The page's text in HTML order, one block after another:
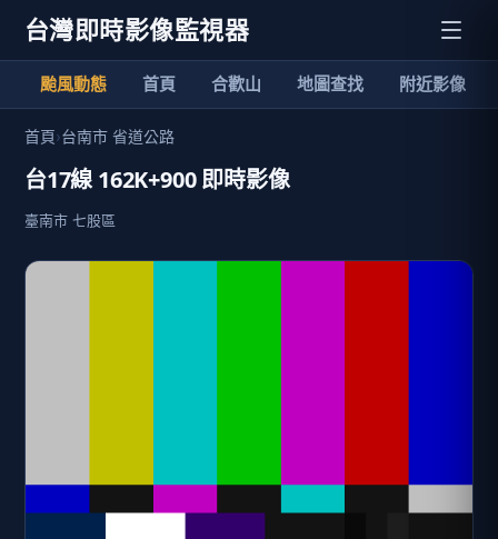
台灣即時影像監視器
颱風動態 首頁 合歡山 地圖查找 附近影像
首頁›台南市 省道公路
台17線 162K+900 即時影像
臺南市 七股區